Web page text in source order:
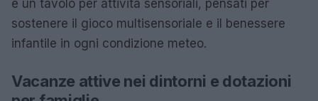
e un tavolo per attività sensoriali, pensati per
sostenere il gioco multisensoriale e il benessere
infantile in ogni condizione meteo.
Vacanze attive nei dintorni e dotazioni